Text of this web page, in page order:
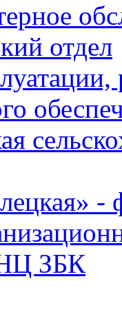
отдел
ЗБК